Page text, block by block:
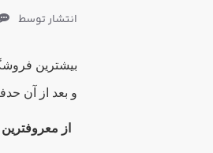
انتشار توسط
بیشترین
و بعد از آن
از